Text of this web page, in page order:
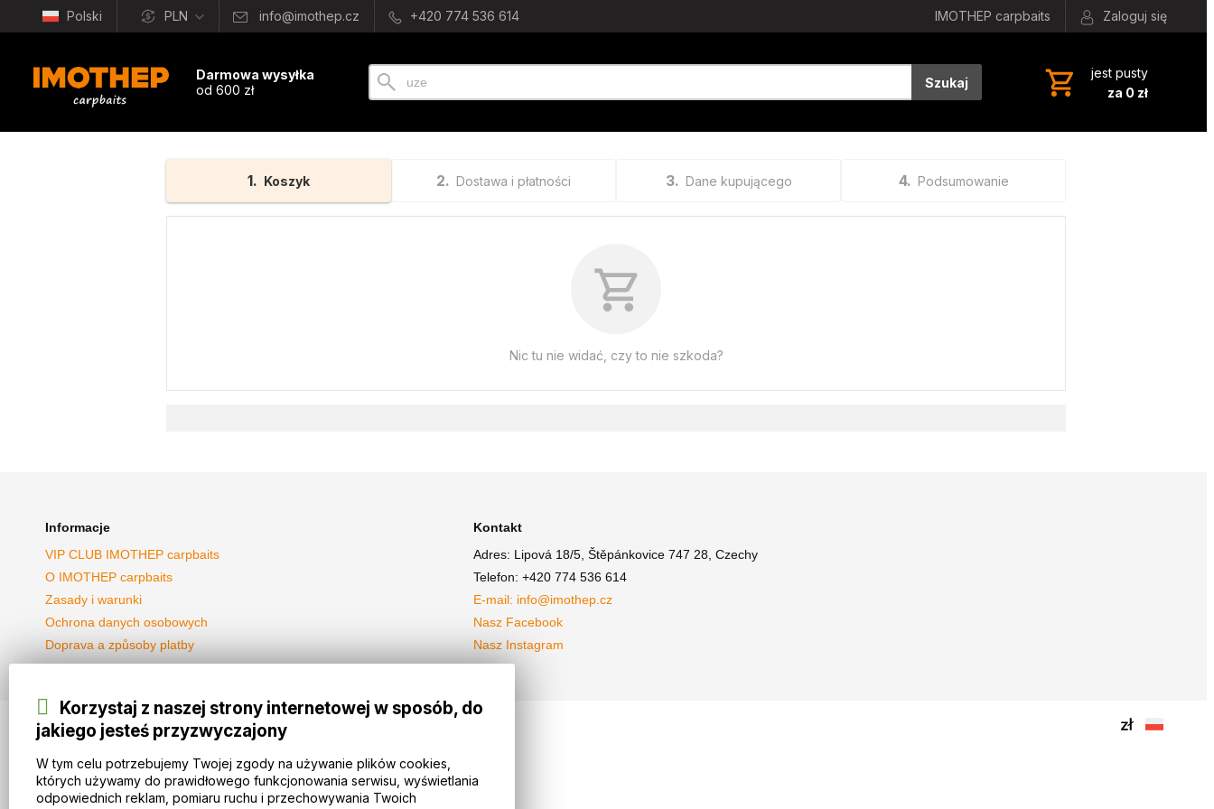
Polski PLN info@imothep.cz +420 774 536 614 IMOTHEP carpbaits Zaloguj się
Darmowa wysyłka
od 600 zł
Szukaj
jest pusty
za 0 zł
1 Koszyk 2 Dostawa i płatności 3 Dane kupującego 4 Podsumowanie
Nic tu nie widać, czy to nie szkoda?
Informacje
VIP CLUB IMOTHEP carpbaits
O IMOTHEP carpbaits
Zasady i warunki
Ochrona danych osobowych
Doprava a způsoby platby
Kontakt
Adres: Lipová 18/5, Štěpánkovice 747 28, Czechy
Telefon: +420 774 536 614
E-mail: info@imothep.cz
Nasz Facebook
Nasz Instagram
© 2026 WEXBO | www.wexbo.com|Zaloguj się
Korzystaj z naszej strony internetowej w sposób, do
jakiego jesteś przyzwyczajony
W tym celu potrzebujemy Twojej zgody na używanie plików cookies,
których używamy do prawidłowego funkcjonowania serwisu, wyświetlania
odpowiednich reklam, pomiaru ruchu i przechowywania Twoich